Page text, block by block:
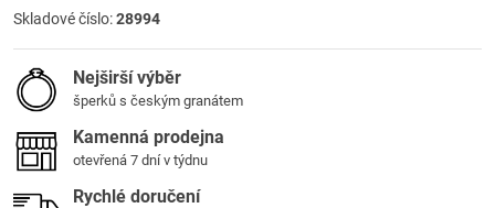
Skladové číslo:28994
Nejširší výběr
šperků s českým granátem
Kamenná prodejna
otevřená 7 dní v týdnu
Rychlé doručení